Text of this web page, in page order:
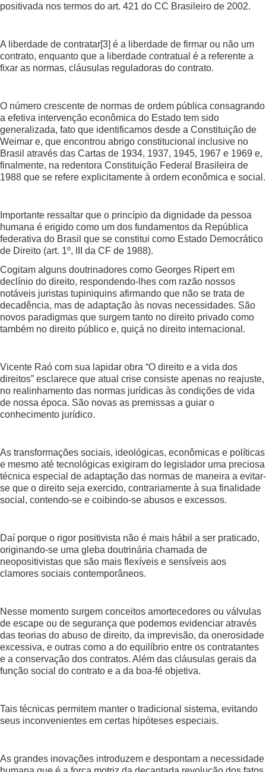
positivada nos termos do art. 421 do CC Brasileiro de 2002.
A liberdade de contratar[3] é a liberdade de firmar ou não um
contrato, enquanto que a liberdade contratual é a referente a
fixar as normas, cláusulas reguladoras do contrato.
O número crescente de normas de ordem pública consagrando
a efetiva intervenção econômica do Estado tem sido
generalizada, fato que identificamos desde a Constituição de
Weimar e, que encontrou abrigo constitucional inclusive no
Brasil através das Cartas de 1934, 1937, 1945, 1967 e 1969 e,
finalmente, na redentora Constituição Federal Brasileira de
1988 que se refere explicitamente à ordem econômica e social.
Importante ressaltar que o princípio da dignidade da pessoa
humana é erigido como um dos fundamentos da República
federativa do Brasil que se constitui como Estado Democrático
de Direito (art. 1º, III da CF de 1988).
Cogitam alguns doutrinadores como Georges Ripert em
declínio do direito, respondendo-lhes com razão nossos
notáveis juristas tupiniquins afirmando que não se trata de
decadência, mas de adaptação às novas necessidades. São
novos paradigmas que surgem tanto no direito privado como
também no direito público e, quiçá no direito internacional.
Vicente Raó com sua lapidar obra “O direito e a vida dos
direitos” esclarece que atual crise consiste apenas no reajuste,
no realinhamento das normas jurídicas às condições de vida
de nossa época. São novas as premissas a guiar o
conhecimento jurídico.
As transformações sociais, ideológicas, econômicas e políticas
e mesmo até tecnológicas exigiram do legislador uma preciosa
técnica especial de adaptação das normas de maneira a evitar-
se que o direito seja exercido, contrariamente à sua finalidade
social, contendo-se e coibindo-se abusos e excessos.
Daí porque o rigor positivista não é mais hábil a ser praticado,
originando-se uma gleba doutrinária chamada de
neopositivistas que são mais flexíveis e sensíveis aos
clamores sociais contemporâneos.
Nesse momento surgem conceitos amortecedores ou válvulas
de escape ou de segurança que podemos evidenciar através
das teorias do abuso de direito, da imprevisão, da onerosidade
excessiva, e outras como a do equilíbrio entre os contratantes
e a conservação dos contratos. Além das cláusulas gerais da
função social do contrato e a da boa-fé objetiva.
Tais técnicas permitem manter o tradicional sistema, evitando
seus inconvenientes em certas hipóteses especiais.
As grandes inovações introduzem e despontam a necessidade